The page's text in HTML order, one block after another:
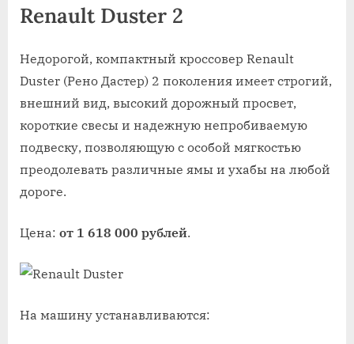
Renault Duster 2
Недорогой, компактный кроссовер Renault
Duster (Рено Дастер) 2 поколения имеет строгий,
внешний вид, высокий дорожный просвет,
короткие свесы и надежную непробиваемую
подвеску, позволяющую с особой мягкостью
преодолевать различные ямы и ухабы на любой
дороге.
Цена: от 1 618 000 рублей.
На машину устанавливаются: